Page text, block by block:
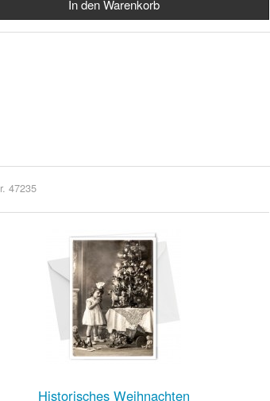
47235
Historisches Weihnachten